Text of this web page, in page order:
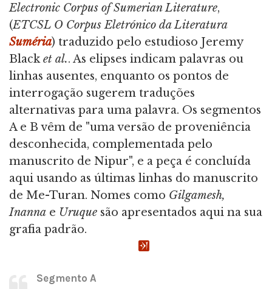
Electronic Corpus of Sumerian Literature,
(ETCSL O Corpus Eletrónico da Literatura
Suméria) traduzido pelo estudioso Jeremy
Blacket al.. As elipses indicam palavras ou
linhas ausentes, enquanto os pontos de
interrogação sugerem traduções
alternativas para uma palavra. Os segmentos
A e B vêm de "uma versão de proveniência
desconhecida, complementada pelo
manuscrito de Nipur", e a peça é concluída
aqui usando as últimas linhas do manuscrito
de Me-Turan. Nomes como Gilgamesh,
Inanna e Uruque são apresentados aqui na sua
grafia padrão.
Segmento A